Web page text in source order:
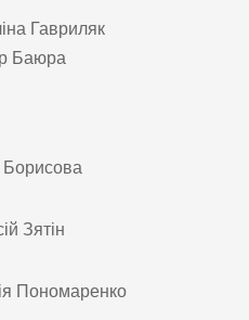
Гавриляк
Баюра
Борисова
Зятін
Пономаренко